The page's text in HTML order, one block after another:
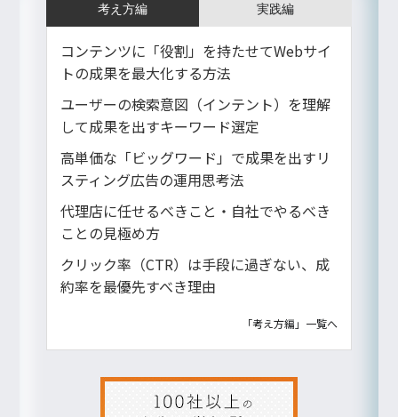
考え方編 実践編
コンテンツに「役割」を持たせてWebサイ
トの成果を最大化する方法
ユーザーの検索意図（インテント）を理解
して成果を出すキーワード選定
高単価な「ビッグワード」で成果を出すリ
スティング広告の運用思考法
代理店に任せるべきこと・自社でやるべき
ことの見極め方
クリック率（CTR）は手段に過ぎない、成
約率を最優先すべき理由
「考え方編」一覧へ